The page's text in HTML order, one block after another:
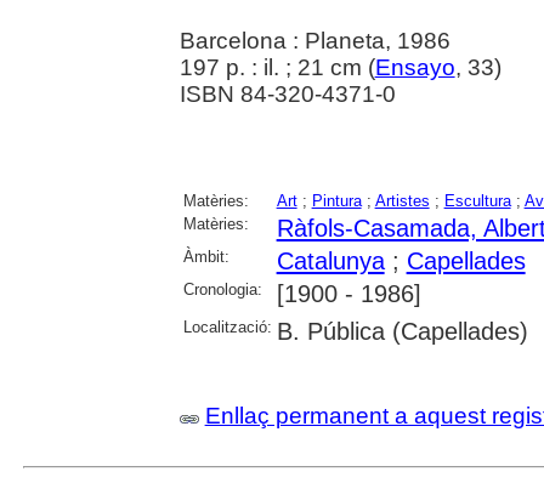
Barcelona : Planeta, 1986
197 p. : il. ; 21 cm (Ensayo, 33)
ISBN 84-320-4371-0
Matèries: Art; Pintura; Artistes ; Escultura;
Matèries:
Ràfols-Casamada,
Àmbit: Catalunya; Capellades
Cronologia: [1900 - 1986]
Localització: B. Pública (Capellades)
Enllaç permanent a aquest